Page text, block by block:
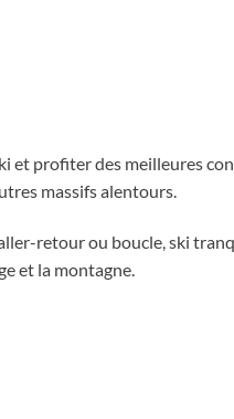
et profiter des meilleures
massifs alentours.
retour ou boucle, ski
et la montagne.